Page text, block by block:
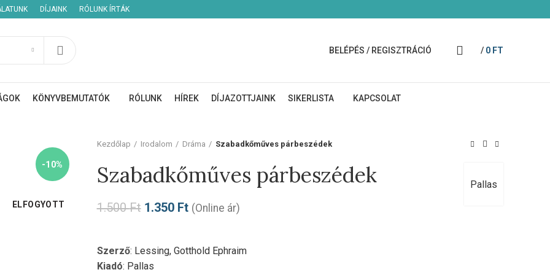
DÍJAINK RÓLUNK ÍRTÁK
BELÉPÉS / REGISZTRÁCIÓ / 0 FT
KÖNYVBEMUTATÓK RÓLUNK HÍREK DÍJAZOTTJAINK SIKERLISTA KAPCSOLAT
-10%
ELFOGYOTT
Kezdőlap Irodalom Dráma Szabadkőműves párbeszédek
Pallas
Szabadkőműves párbeszédek
1.500Ft 1.350 Ft (Online ár)
Szerző: Lessing, Gotthold Ephraim
Kiadó: Pallas